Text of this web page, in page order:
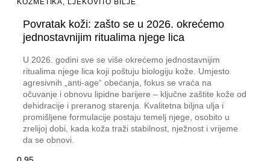
Povratak koži: zašto se u 2026. okrećemo
jednostavnijim ritualima njege lica
U 2026. godini sve se više okrećemo jednostavnijim
ritualima njege lica koji poštuju biologiju kože. Umjesto
agresivnih „anti-age“ obećanja, fokus se vraća na
očuvanje i obnovu lipidne barijere – ključne zaštite kože od
dehidracije i preranog starenja. Kvalitetna biljna ulja i
promišljene formulacije postaju temelj njege, osobito u
zrelijoj dobi, kada koža traži stabilnost, nježnost i vrijeme
da se obnovi.